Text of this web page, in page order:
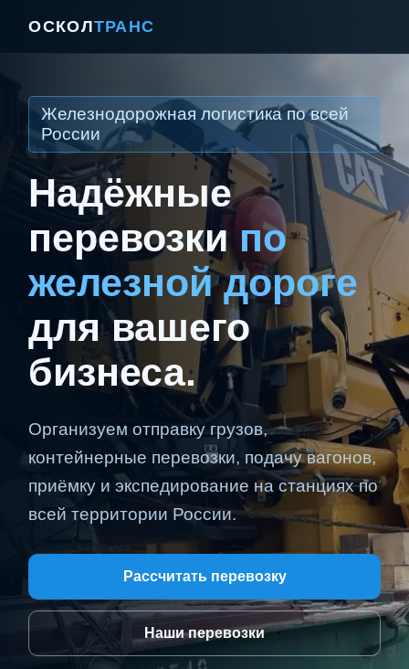
ОСКОЛТРАНС
Железнодорожная логистика по всей
России
Надёжные
перевозки по
железной дороге
для вашего
бизнеса.
Организуем отправку грузов,
контейнерные перевозки, подачу вагонов,
приёмку и экспедирование на станциях по
всей территории России.
Рассчитать перевозку
Наши перевозки